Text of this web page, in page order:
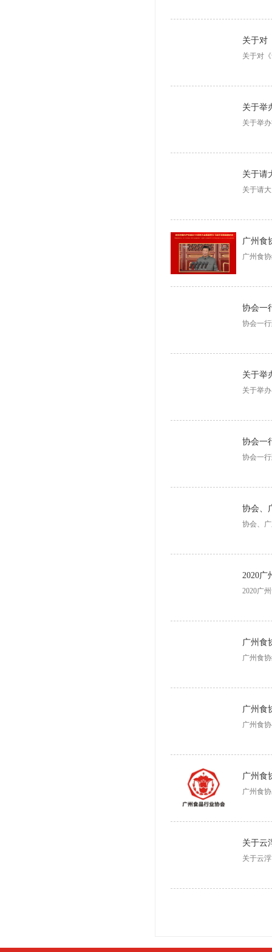
关于对
关于举
关于举
关于请
关于请
广州食
广州食
协会一
协会一
关于举
关于举
协会一
协会一
协会、
协会、
2020广
2020广
广州食
广州食
广州食
广州食
广州食
广州食
关于云